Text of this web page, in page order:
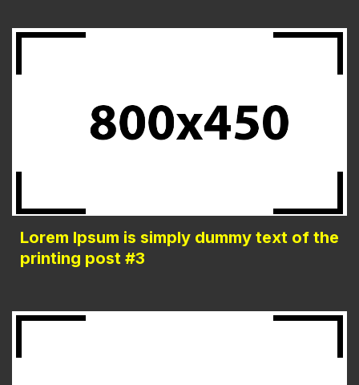
Lorem Ipsum is simply dummy text of the
printing post #3